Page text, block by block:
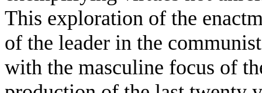
This exploration of the
of the leader in the
with the masculine focus of